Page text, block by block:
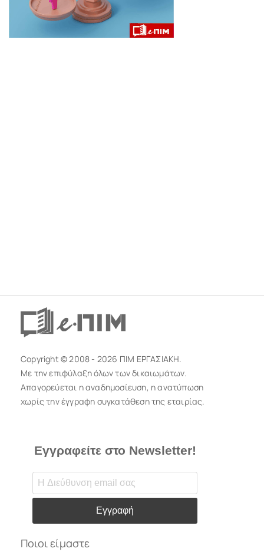
Copyright © 2008 - 2026 ΠΙΜ ΕΡΓΑΣΙΑΚΗ.
Με την επιφύλαξη όλων των δικαιωμάτων.
Απαγορεύεται η αναδημοσίευση, η ανατύπωση
χωρίς την έγγραφη συγκατάθεση της εταιρίας.
Εγγραφείτε στο Newsletter!
Εγγραφή
Ποιοι είμαστε